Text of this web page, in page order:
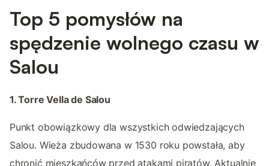
Top 5 pomysłów na
spędzenie wolnego czasu w
Salou
1. Torre Vella de Salou
Punkt obowiązkowy dla wszystkich odwiedzających
Salou. Wieża zbudowana w 1530 roku powstała, aby
chronić mieszkańców przed atakami piratów. Aktualnie